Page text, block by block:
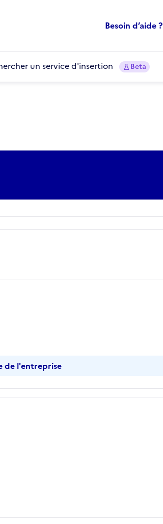
Besoin d’aide ?
un service d'insertion Beta
de l'entreprise